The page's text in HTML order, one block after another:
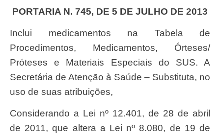
PORTARIA N. 745, DE 5 DE JULHO DE 2013
Inclui medicamentos na Tabela de
Procedimentos, Medicamentos, Órteses/
Próteses e Materiais Especiais do SUS. A
Secretária de Atenção à Saúde – Substituta, no
uso de suas atribuições,
Considerando a Lei nº 12.401, de 28 de abril
de 2011, que altera a Lei nº 8.080, de 19 de